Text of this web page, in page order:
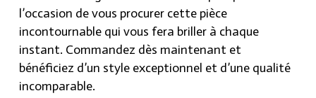
l’occasion de vous procurer cette pièce
incontournable qui vous fera briller à chaque
instant. Commandez dès maintenant et
bénéficiez d’un style exceptionnel et d’une qualité
incomparable.